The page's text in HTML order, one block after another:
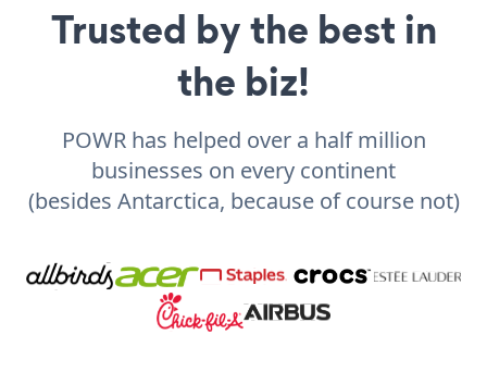
Trusted by the best in
the biz!
POWR has helped over a half million
businesses on every continent
(besides Antarctica, because of course not)